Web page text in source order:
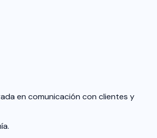
en comunicación con clientes y